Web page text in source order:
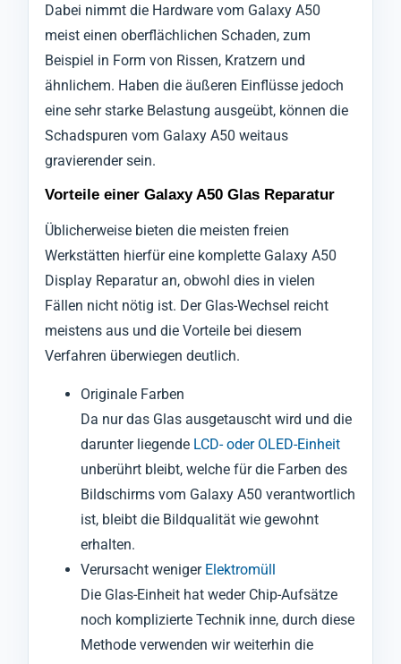
Dabei nimmt die Hardware vom Galaxy A50
meist einen oberflächlichen Schaden, zum
Beispiel in Form von Rissen, Kratzern und
ähnlichem. Haben die äußeren Einflüsse jedoch
eine sehr starke Belastung ausgeübt, können die
Schadspuren vom Galaxy A50 weitaus
gravierender sein.
Vorteile einer Galaxy A50 Glas Reparatur
Üblicherweise bieten die meisten freien
Werkstätten hierfür eine komplette Galaxy A50
Display Reparatur an, obwohl dies in vielen
Fällen nicht nötig ist. Der Glas-Wechsel reicht
meistens aus und die Vorteile bei diesem
Verfahren überwiegen deutlich.
Originale Farben
Da nur das Glas ausgetauscht wird und die
darunter liegende LCD- oder OLED-Einheit
unberührt bleibt, welche für die Farben des
Bildschirms vom Galaxy A50 verantwortlich
ist, bleibt die Bildqualität wie gewohnt
erhalten.
Verursacht weniger Elektromüll
Die Glas-Einheit hat weder Chip-Aufsätze
noch komplizierte Technik inne, durch diese
Methode verwenden wir weiterhin die